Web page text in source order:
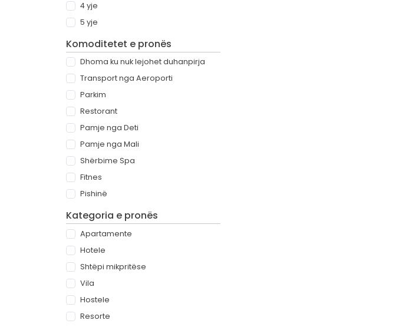
4 yje
5 yje
Komoditetet e pronës
Dhoma ku nuk lejohet duhanpirja
Transport nga Aeroporti
Parkim
Restorant
Pamje nga Deti
Pamje nga Mali
Shërbime Spa
Fitnes
Pishinë
Kategoria e pronës
Apartamente
Hotele
Shtëpi mikpritëse
Vila
Hostele
Resorte